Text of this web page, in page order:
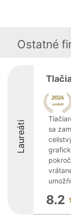
Ostatné
Laureáti
sa
8.2